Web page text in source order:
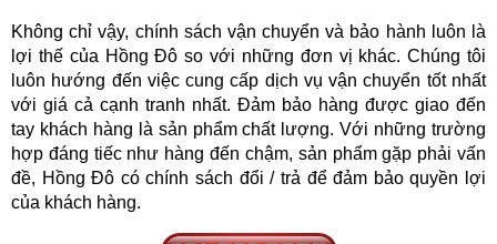
Không chỉ vậy, chính sách vận chuyển và bảo hành luôn là
lợi thế của Hồng Đô so với những đơn vị khác. Chúng tôi
luôn hướng đến việc cung cấp dịch vụ vận chuyển tốt nhất
với giá cả cạnh tranh nhất. Đảm bảo hàng được giao đến
tay khách hàng là sản phẩm chất lượng. Với những trường
hợp đáng tiếc như hàng đến chậm, sản phẩm gặp phải vấn
đề, Hồng Đô có chính sách đổi / trả để đảm bảo quyền lợi
của khách hàng.